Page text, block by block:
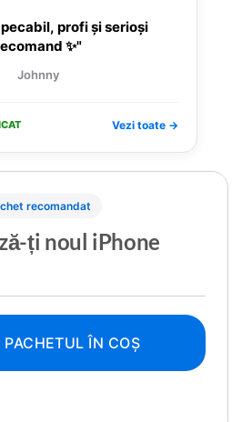
profi și serioși
✨"
Johnny
Vezi toate →
recomandat
ți noul iPhone
PACHETUL ÎN COȘ